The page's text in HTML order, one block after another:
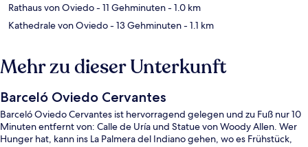
Rathaus von Oviedo- 11 Gehminuten- 1.0 km
Kathedrale von Oviedo- 13 Gehminuten- 1.1 km
Mehr zu dieser Unterkunft
Barceló Oviedo Cervantes
Barceló Oviedo Cervantes ist hervorragend gelegen und zu Fuß nur 10
Minuten entfernt von: Calle de Uría und Statue von Woody Allen. Wer
Hunger hat, kann ins La Palmera del Indiano gehen, wo es Frühstück,